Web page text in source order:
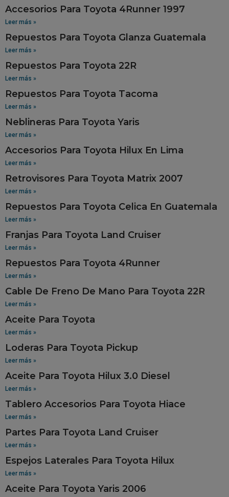
Accesorios Para Toyota 4Runner 1997
Leer más »
Repuestos Para Toyota Glanza Guatemala
Leer más »
Repuestos Para Toyota 22R
Leer más »
Repuestos Para Toyota Tacoma
Leer más »
Neblineras Para Toyota Yaris
Leer más »
Accesorios Para Toyota Hilux En Lima
Leer más »
Retrovisores Para Toyota Matrix 2007
Leer más »
Repuestos Para Toyota Celica En Guatemala
Leer más »
Franjas Para Toyota Land Cruiser
Leer más »
Repuestos Para Toyota 4Runner
Leer más »
Cable De Freno De Mano Para Toyota 22R
Leer más »
Aceite Para Toyota
Leer más »
Loderas Para Toyota Pickup
Leer más »
Aceite Para Toyota Hilux 3.0 Diesel
Leer más »
Tablero Accesorios Para Toyota Hiace
Leer más »
Partes Para Toyota Land Cruiser
Leer más »
Espejos Laterales Para Toyota Hilux
Leer más »
Aceite Para Toyota Yaris 2006